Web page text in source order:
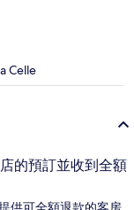
Celle
的預訂並收到全額